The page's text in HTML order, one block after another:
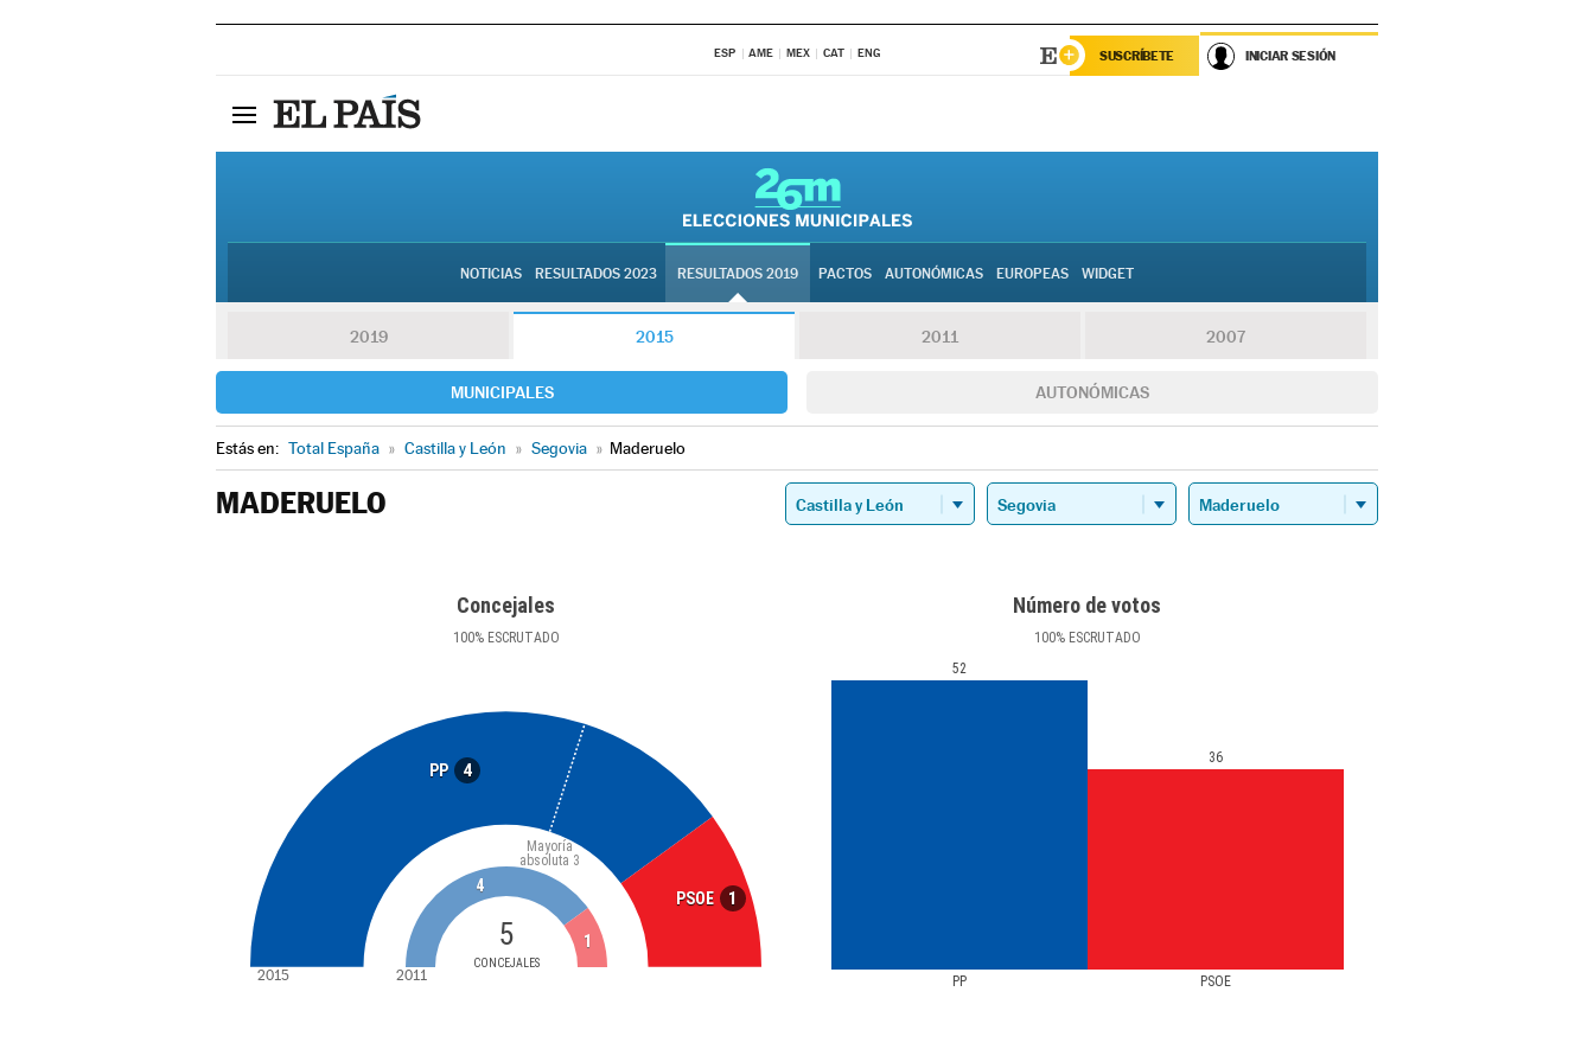
ESP AME MEX CAT ENG SUSCRÍBETE INICIAR SESIÓN
NOTICIAS RESULTADOS 2023 RESULTADOS 2019 PACTOS AUTONÓMICAS EUROPEAS WIDGET
2019 2015 2011 2007
MUNICIPALES AUTONÓMICAS
Estás en: Total España » Castilla y León » Segovia » Maderuelo
MADERUELO
Concejales
100%ESCRUTADO
PP 4
PSOE 1
5
CONCEJALES
Mayoría
absoluta 3
4
1
2015 2011
Número de votos
100%ESCRUTADO
PP PSOE
52
36